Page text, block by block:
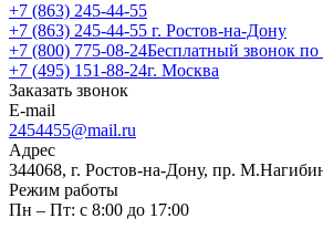
+7 (863) 245-44-55
+7 (863) 245-44-55 г. Ростов-на-Дону
+7 (800) 775-08-24Бесплатный звонок по
+7 (495) 151-88-24г. Москва
Заказать звонок
E-mail
2454455@mail.ru
Адрес
344068, г. Ростов-на-Дону, пр.
Режим работы
Пн – Пт: с 8:00 до 17:00